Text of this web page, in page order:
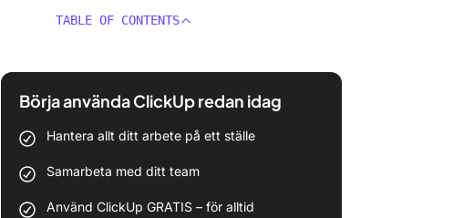
TABLE OF CONTENTS
Börja använda ClickUp redan idag
Hantera allt ditt arbete på ett ställe
Samarbeta med ditt team
Använd ClickUp GRATIS – för alltid